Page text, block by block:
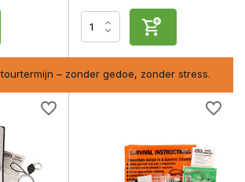
– zonder gedoe, zonder stress.